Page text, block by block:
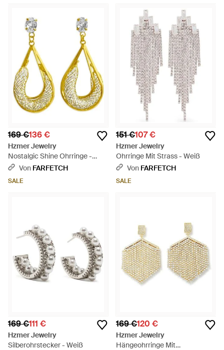
169 €136 €
Hzmer Jewelry
Nostalgic Shine Ohrringe -
Mettallic
Von FARFETCH
SALE
151 €107 €
Hzmer Jewelry
Ohrringe Mit Strass - Weiß
Von FARFETCH
SALE
169 €111 €
Hzmer Jewelry
Silberohrstecker - Weiß
169 €120 €
Hzmer Jewelry
Hängeohrringe Mit